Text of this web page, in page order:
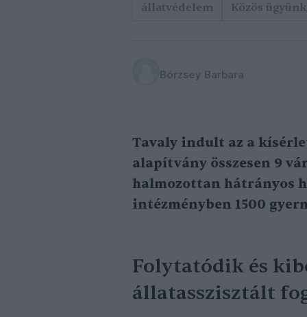
állatvédelem Közös
Börzsey Barbara
Tavaly indult az a
alapítvány összesen 9
halmozottan hátrányos
intézményben 1500
Folytatódik és
állatasszisztált